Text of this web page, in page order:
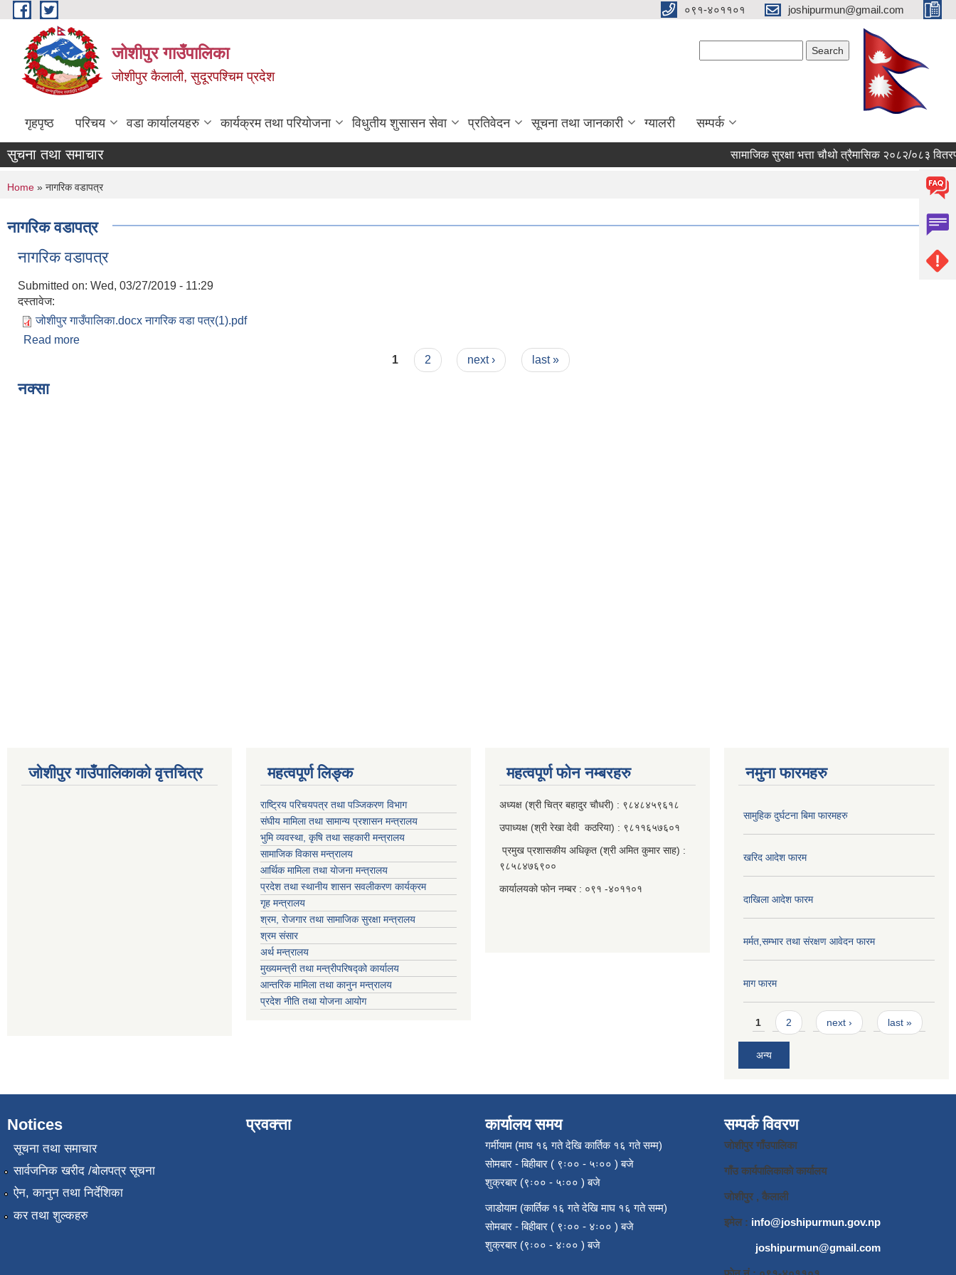
Skip to main content ०९१-४०११०१ joshipurmun@gmail.com
जोशीपुर गाउँपालिका
जोशीपुर कैलाली, सुदूरपश्चिम प्रदेश
गृहपृष्ठ परिचय वडा कार्यालयहरु कार्यक्रम तथा परियोजना विधुतीय शुसासन सेवा प्रतिवेदन सूचना तथा जानकारी ग्यालरी सम्पर्क
सुचना तथा समाचार सामाजिक सुरक्षा भत्ता चौथो त्रैमासिक २०८२/०८३
You are here
Home » नागरिक वडापत्र
नागरिक वडापत्र
नागरिक वडापत्र
Submitted on: Wed, 03/27/2019 - 11:29
दस्तावेज:
जोशीपुर गाउँपालिका.docx नागरिक वडा पत्र(1).pdf
Read more
1 2 next › last »
नक्सा
जोशीपुर गाउँपालिकाको वृत्तचित्र महत्वपूर्ण लि‍‍‍‍‍‌ङ्क
राष्ट्रिय परिचयपत्र तथा पञ्जिकरण विभाग
संघीय मामिला तथा सामान्य प्रशासन मन्त्रालय
भुमि व्यवस्था, कृषि तथा सहकारी मन्त्रालय
सामाजिक विकास मन्त्रालय
आर्थिक मामिला तथा याेजना मन्त्रालय
प्रदेश तथा स्थानीय शासन सवलीकरण कार्यक्रम
गृह मन्त्रालय
श्रम, रोजगार तथा सामाजिक सुरक्षा मन्त्रालय
श्रम संसार
अर्थ मन्त्रालय
मुख्यमन्त्री तथा मन्त्रीपरिषद्को कार्यालय
आन्तरिक मामिला तथा कानुन मन्त्रालय
प्रदेश नीति तथा योजना आयोग
महत्वपूर्ण फाेन नम्बरहरु
अध्यक्ष (श्री चित्र बहादुर चाैधरी) : ९८४८४५९६१८
उपाध्यक्ष (श्री रेखा देवी कठरिया) : ९८११६५७६०१
प्रमुख प्रशासकीय अधिकृत (श्री अमित कुमार साह) :
९८५८४७६९००
कार्यालयकाे फाेन नम्बर : ०९१ -४०११०१
नमुना फारमहरु
सामुहिक दुर्घटना बिमा फारमहरु
खरिद आदेश फारम
दाखिला आदेश फारम
मर्मत,सम्भार तथा संरक्षण आवेदन फारम
माग फारम
Pages
1 2 next › last »
अन्य
Notices
सूचना तथा समाचार
सार्वजनिक खरीद /बोलपत्र सूचना
ऐन, कानुन तथा निर्देशिका
कर तथा शुल्कहरु
प्रवक्त्ता कार्यालय समय
गर्मीयाम (माघ १६ गते देखि कार्तिक १६ गते सम्म)
सोमबार - बिहीबार ( ९ः०० - ५ः०० ) बजे
शुक्रबार (९ः०० - ५ः०० ) बजे
जाडोयाम (कार्तिक १६ गते देखि माघ १६ गते सम्म)
सोमबार - बिहीबार ( ९ः०० - ४ः०० ) बजे
शुक्रबार (९ः०० - ४ः०० ) बजे
सम्पर्क विवरण
जाेशीपुर गाँउपालिका
गाँउ कार्यपालिकाकाे कार्यालय
जाेशीपुर , कैलाली
इमेल : info@joshipurmun.gov.np
joshipurmun@gmail.com